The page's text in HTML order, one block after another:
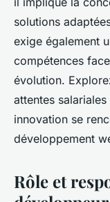
solutions
exige également
compétences
évolution.
attentes
innovation se
développement
Rôle et